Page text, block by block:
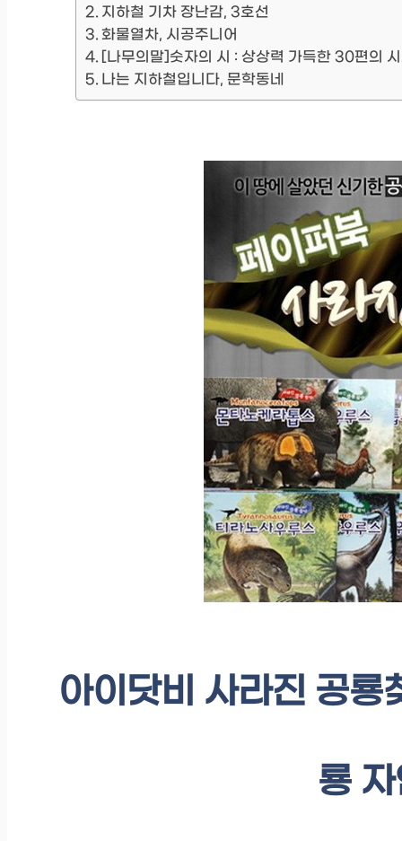
지하철 기차 장난감, 3호선
화물열차, 시공주니어
[나무의말]숫자의 시 : 상상력 가득한 30편의
나는 지하철입니다, 문학동네
아이닷비 사라진 공룡
룡